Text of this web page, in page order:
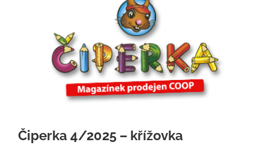
Čiperka 4/2025 – křížovka